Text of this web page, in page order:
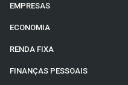
EMPRESAS
ECONOMIA
RENDA FIXA
FINANÇAS PESSOAIS